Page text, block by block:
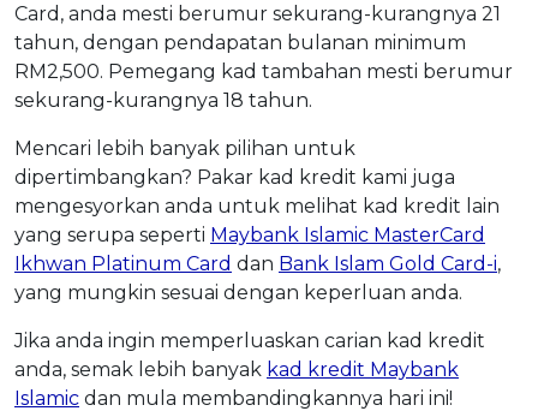
Card, anda mesti berumur sekurang-kurangnya 21
tahun, dengan pendapatan bulanan minimum
RM2,500. Pemegang kad tambahan mesti berumur
sekurang-kurangnya 18 tahun.
Mencari lebih banyak pilihan untuk
dipertimbangkan? Pakar kad kredit kami juga
mengesyorkan anda untuk melihat kad kredit lain
yang serupa seperti Maybank Islamic MasterCard
Ikhwan Platinum Card dan Bank Islam Gold Card-i,
yang mungkin sesuai dengan keperluan anda.
Jika anda ingin memperluaskan carian kad kredit
anda, semak lebih banyak kad kredit Maybank
Islamic dan mula membandingkannya hari ini!